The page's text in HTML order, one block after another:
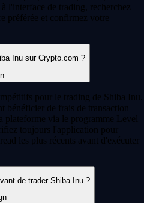
l'interface de trading, recherchez
préférée et confirmez votre
Inu sur Crypto.com ?
pour le trading de Shiba Inu.
bénéficier de frais de transaction
plateforme via le programme Level
toujours l'application pour
les plus récents avant d'exécuter
de trader Shiba Inu ?